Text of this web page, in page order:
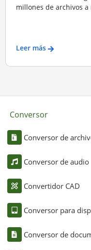
millones de archivos
Leer más
Conversor
Conversor de
Conversor de audio
Convertidor CAD
Conversor para
Conversor de